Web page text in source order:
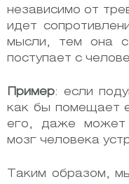
независимо от
идет
мысли, тем она
поступает с
Пример: если
как бы помещает
его, даже может
мозг человека
Таким образом,